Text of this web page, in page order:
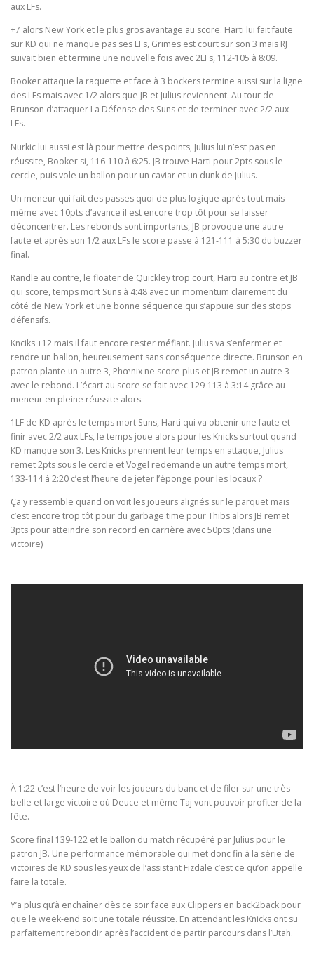
aux LFs.
+7 alors New York et le plus gros avantage au score. Harti lui fait faute
sur KD qui ne manque pas ses LFs, Grimes est court sur son 3 mais RJ
suivait bien et termine une nouvelle fois avec 2LFs, 112-105 à 8:09.
Booker attaque la raquette et face à 3 bockers termine aussi sur la ligne
des LFs mais avec 1/2 alors que JB et Julius reviennent. Au tour de
Brunson d’attaquer La Défense des Suns et de terminer avec 2/2 aux
LFs.
Nurkic lui aussi est là pour mettre des points, Julius lui n’est pas en
réussite, Booker si, 116-110 à 6:25. JB trouve Harti pour 2pts sous le
cercle, puis vole un ballon pour un caviar et un dunk de Julius.
Un meneur qui fait des passes quoi de plus logique après tout mais
même avec 10pts d’avance il est encore trop tôt pour se laisser
déconcentrer. Les rebonds sont importants, JB provoque une autre
faute et après son 1/2 aux LFs le score passe à 121-111 à 5:30 du buzzer
final.
Randle au contre, le floater de Quickley trop court, Harti au contre et JB
qui score, temps mort Suns à 4:48 avec un momentum clairement du
côté de New York et une bonne séquence qui s’appuie sur des stops
défensifs.
Knciks +12 mais il faut encore rester méfiant. Julius va s’enfermer et
rendre un ballon, heureusement sans conséquence directe. Brunson en
patron plante un autre 3, Phœnix ne score plus et JB remet un autre 3
avec le rebond. L’écart au score se fait avec 129-113 à 3:14 grâce au
meneur en pleine réussite alors.
1LF de KD après le temps mort Suns, Harti qui va obtenir une faute et
finir avec 2/2 aux LFs, le temps joue alors pour les Knicks surtout quand
KD manque son 3. Les Knicks prennent leur temps en attaque, Julius
remet 2pts sous le cercle et Vogel redemande un autre temps mort,
133-114 à 2:20 c’est l’heure de jeter l’éponge pour les locaux ?
Ça y ressemble quand on voit les joueurs alignés sur le parquet mais
c’est encore trop tôt pour du garbage time pour Thibs alors JB remet
3pts pour atteindre son record en carrière avec 50pts (dans une
victoire)
À 1:22 c’est l’heure de voir les joueurs du banc et de filer sur une très
belle et large victoire où Deuce et même Taj vont pouvoir profiter de la
fête.
Score final 139-122 et le ballon du match récupéré par Julius pour le
patron JB. Une performance mémorable qui met donc fin à la série de
victoires de KD sous les yeux de l’assistant Fizdale c’est ce qu’on appelle
faire la totale.
Y’a plus qu’à enchaîner dès ce soir face aux Clippers en back2back pour
que le week-end soit une totale réussite. En attendant les Knicks ont su
parfaitement rebondir après l’accident de partir parcours dans l’Utah.